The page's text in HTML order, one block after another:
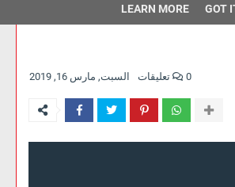
السبت, مارس 16, 2019 0 تعليقات
LEARN MORE GOT